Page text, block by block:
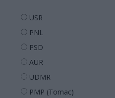
USR
PNL
PSD
AUR
UDMR
PMP (Tomac)